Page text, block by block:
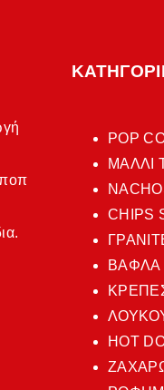
ποπ
POP
ΜΑΛΛΙ
CHIPS
ΒΑΦΛΑ
HOT